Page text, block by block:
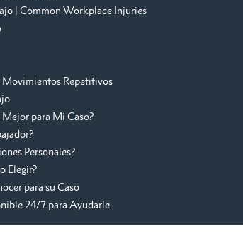
| Common Workplace Injuries
Movimientos Repetitivos
Mejor para Mi Caso?
Personales?
Elegir?
para su Caso
24/7 para Ayudarle.